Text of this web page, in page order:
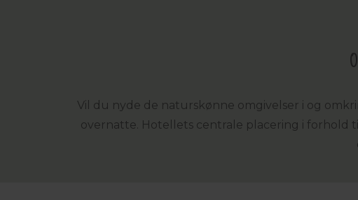
Vil du nyde de naturskønne omgivelser i og
overnatte. Hotellets centrale placering i forhold